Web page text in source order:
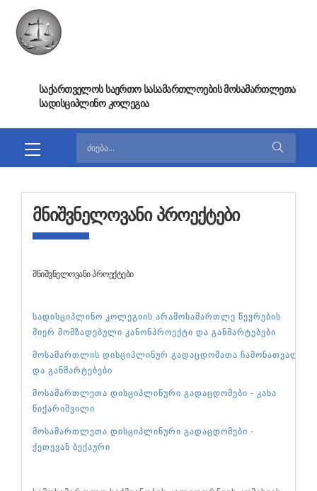
ᲡᲐᲥᲐᲠᲗᲕᲔᲚᲝᲡ ᲡᲐᲔᲠᲗᲝ ᲡᲐᲡᲐᲛᲐᲠᲗᲚᲝᲔᲑᲘᲡ ᲛᲝᲡᲐᲛᲐᲠᲗᲚᲔᲗᲐ
ᲡᲐᲓᲘᲡᲪᲘᲞᲚᲘᲜᲝ ᲙᲝᲚᲔᲒᲘᲐ
ᲛᲜᲘᲨᲕᲜᲔᲚᲝᲕᲐᲜᲘ ᲞᲠᲝᲔᲥᲢᲔᲑᲘ
მნიშვნელოვანი პროექტები
სადისციპლინო კოლეგიის არამოსამართლე წევრების
მიერ მომზადებული კანონპროექტი და განმარტებები
მოსამართლის დისციპლინურ გადაცდომათა ჩამონათვალი
და განმარტებები
მოსამართლეთა დისციპლინური გადაცდომები - კახა
წიქარიშვილი
მოსამართლეთა დისციპლინური გადაცდომები -
ქეთევან ბექაური